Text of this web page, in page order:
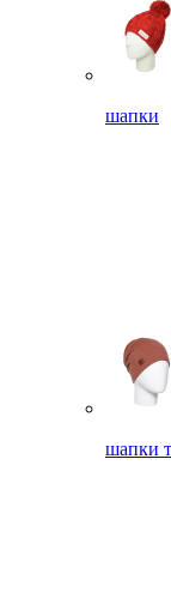
шапки
шапки